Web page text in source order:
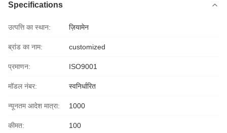
Specifications
उत्पत्ति का स्थान: ज़ियामेन
ब्रांड का नाम: customized
प्रमाणन: ISO9001
मॉडल नंबर: स्वनिर्धारित
न्यूनतम आदेश मात्रा: 1000
कीमत: 100